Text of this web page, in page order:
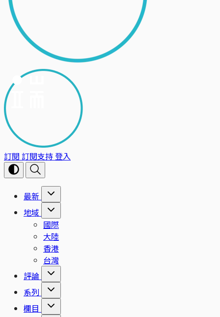
訂閱 訂閱支持登入
最新
地域
國際
大陸
香港
台灣
評論
系列
欄目